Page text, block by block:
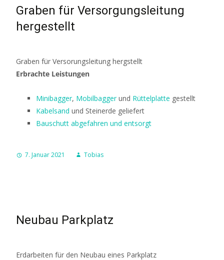
Graben für Versorgungsleitung
hergestellt
Graben für Versorungsleitung hergstellt
Erbrachte Leistungen
Minibagger, Mobilbaggerund Rüttelplatte gestellt
Kabelsand und Steinerde geliefert
Bauschutt abgefahren und entsorgt
7. Januar 2021 Tobias
Neubau Parkplatz
Erdarbeiten für den Neubau eines Parkplatz